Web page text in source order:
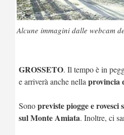
Alcune immagini dalle webcam
GROSSETO. Il tempo è in
e arriverà anche nella provincia
Sonopreviste piogge e
sul Monte Amiata. Inoltre, ci